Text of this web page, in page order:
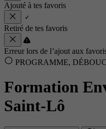
Ajouté à tes favoris
Retiré de tes favoris
Erreur lors de l’ajout aux
PROGRAMME,
Formation
Saint-Lô